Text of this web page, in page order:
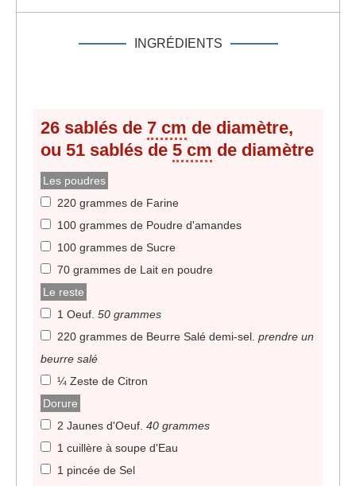
INGRÉDIENTS
26 sablés de 7 cm de diamètre,
ou 51 sablés de 5 cm de diamètre
Les poudres
220 grammes de Farine
100 grammes de Poudre d'amandes
100 grammes de Sucre
70 grammes de Lait en poudre
Le reste
1 Oeuf. 50 grammes
220 grammes de Beurre Salé demi-sel. prendre un
beurre salé
¼ Zeste de Citron
Dorure
2 Jaunes d'Oeuf. 40 grammes
1 cuillère à soupe d'Eau
1 pincée de Sel